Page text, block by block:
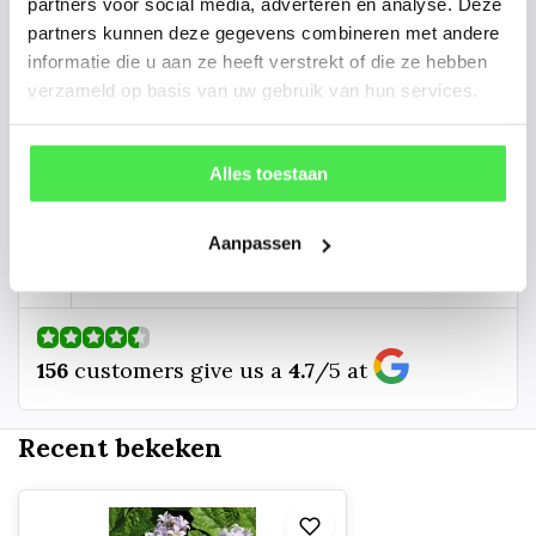
partners kunnen deze gegevens combineren met andere
informatie die u aan ze heeft verstrekt of die ze hebben
verzameld op basis van uw gebruik van hun services.
Alles toestaan
Aanpassen
de plantnaam, hoogte, stamdikte en
vorm. Wilt u weten hoe uw plant of
boom er ongeveer eruit ziet? We
kunnen u een foto sturen.
156 customers give us a 4.7/5 at
Recent bekeken